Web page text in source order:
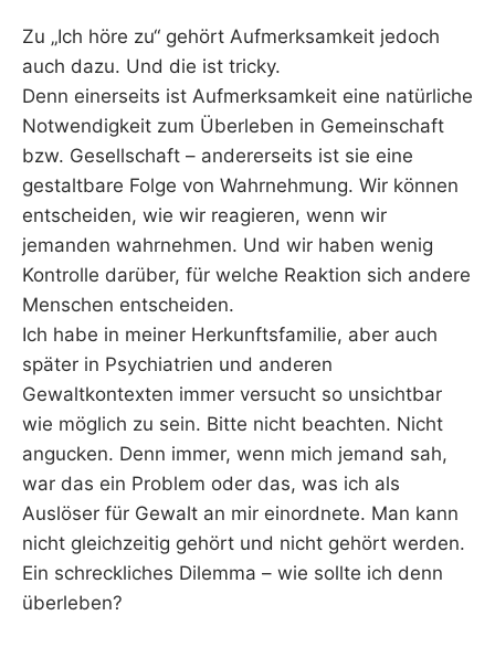
Zu „Ich höre zu“ gehört Aufmerksamkeit jedoch
auch dazu. Und die ist tricky.
Denn einerseits ist Aufmerksamkeit eine natürliche
Notwendigkeit zum Überleben in Gemeinschaft
bzw. Gesellschaft – andererseits ist sie eine
gestaltbare Folge von Wahrnehmung. Wir können
entscheiden, wie wir reagieren, wenn wir
jemanden wahrnehmen. Und wir haben wenig
Kontrolle darüber, für welche Reaktion sich andere
Menschen entscheiden.
Ich habe in meiner Herkunftsfamilie, aber auch
später in Psychiatrien und anderen
Gewaltkontexten immer versucht so unsichtbar
wie möglich zu sein. Bitte nicht beachten. Nicht
angucken. Denn immer, wenn mich jemand sah,
war das ein Problem oder das, was ich als
Auslöser für Gewalt an mir einordnete. Man kann
nicht gleichzeitig gehört und nicht gehört werden.
Ein schreckliches Dilemma – wie sollte ich denn
überleben?